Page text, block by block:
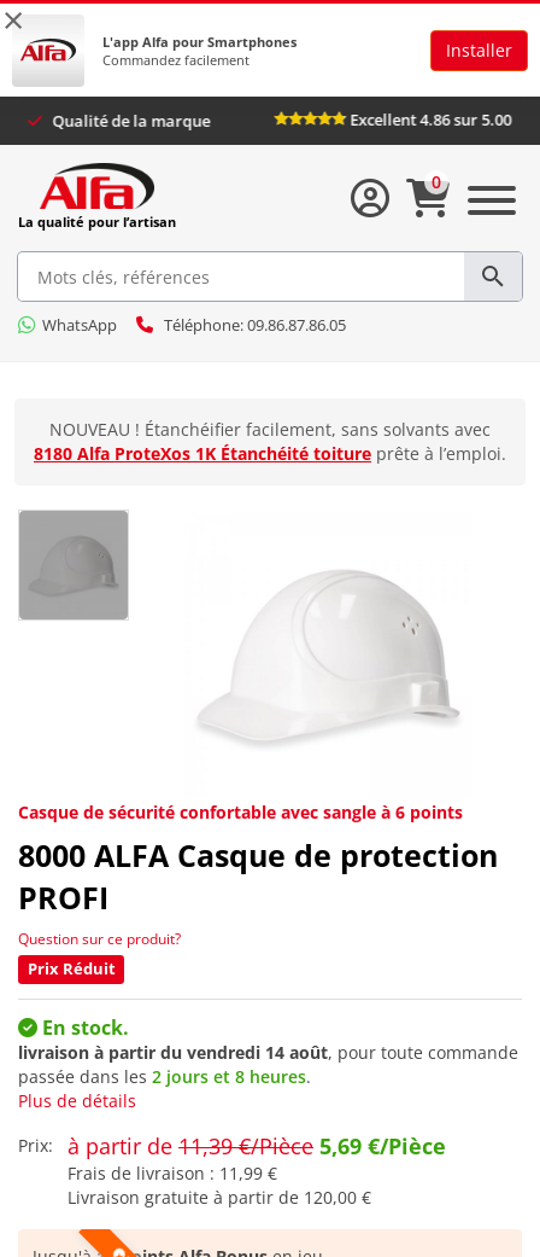
×
L'app Alfa pour Smartphones
Commandez facilement
Installer
Qualité de la marque Excellent 4.86 sur
La qualité pour l’artisan
WhatsApp Téléphone: 09.86.87.86.05
0
NOUVEAU ! Étanchéifier facilement, sans solvants avec
8180 Alfa ProteXos 1K Étanchéité toiture prête à l’emploi.
Casque de sécurité confortable avec sangle à 6 points
8000 ALFA Casque de protection
PROFI
Question sur ce produit?
Prix Réduit
En stock.
livraison à partir du vendredi 14 août, pour toute commande
passée dans les 2 jours et 8 heures.
Plus de détails
Prix:
à partir de 11,39 €/Pièce 5,69 €/Pièce
Frais de livraison : 11,99 €
Livraison gratuite à partir de 120,00 €